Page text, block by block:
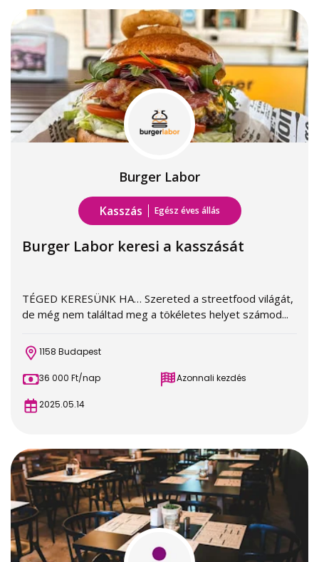
Burger Labor
Kasszás Egész éves állás
Burger Labor keresi a kasszását
TÉGED KERESÜNK HA… Szereted a streetfood világát,
de még nem találtad meg a tökéletes helyet számod...
1158 Budapest
36 000 Ft/nap Azonnali kezdés
2025.05.14